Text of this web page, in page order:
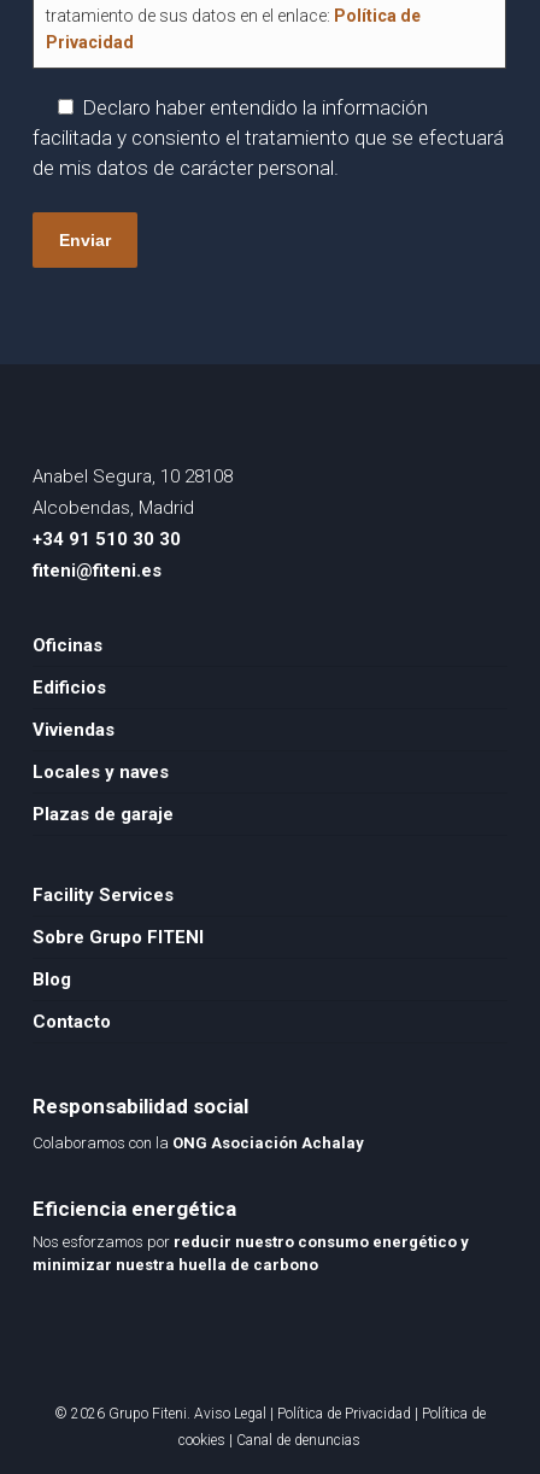
tratamiento de sus datos en el enlace: Política de
Privacidad
Declaro haber entendido la información
facilitada y consiento el tratamiento que se efectuará
de mis datos de carácter personal.
Anabel Segura, 10 28108
Alcobendas, Madrid
+34 91 510 30 30
fiteni@fiteni.es
Oficinas
Edificios
Viviendas
Locales y naves
Plazas de garaje
Facility Services
Sobre Grupo FITENI
Blog
Contacto
Responsabilidad social
Colaboramos con la ONG Asociación Achalay
Eficiencia energética
Nos esforzamos por reducir nuestro consumo energético y
minimizar nuestra huella de carbono
© 2026 Grupo Fiteni. Aviso Legal Política de Privacidad
Política de
cookies
Canal de denuncias